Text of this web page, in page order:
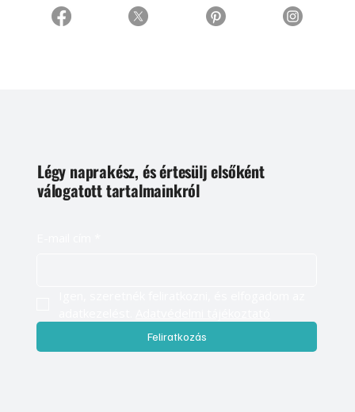
Légy naprakész, és értesülj elsőként
válogatott tartalmainkról
Feliratkozás